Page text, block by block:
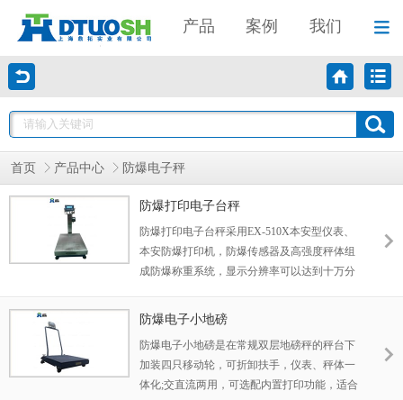
产品 案例 我们
首页 产品中心 防爆电子秤
防爆打印电子台秤
防爆打印电子台秤采用EX-510X本安型仪表、
本安防爆打印机，防爆传感器及高强度秤体组
成防爆称重系统，显示分辨率可以达到十万分
材材质有碳钢和不锈钢可选；专用于II区防爆
T4 Ga Ex ib IIC T3/T4 Gb,广泛用于石油、化
工、医药等有防爆要求的领域。
防爆电子小地磅
防爆电子小地磅是在常规双层地磅秤的秤台下
加装四只移动轮，可折卸扶手，仪表、秤体一
体化;交直流两用，可选配内置打印功能，适合